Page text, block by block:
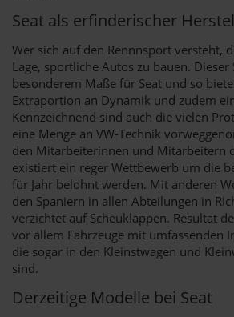
Seat als erfinderischer
Wer sich auf den Rennnsport versteht,
Lage, sportliche Autos zu bauen. Dieser
besonderem Maße für Seat und so
Extraportion an Dynamik und zudem
Kennzeichnend sind auch die vielen
eine Menge an VW-Technik
den Mitarbeiterinnen und Mitarbeitern
existiert ein reger Wettbewerb um die
für Jahr belohnt werden. Mit anderen
den Spaniern in allen Abteilungen in
verzichtet auf Scheuklappen. Resultat
vor allem Fahrzeuge mit umfassenden
die sogar in den Kleinstwagen und
sind.
Derzeitige Modelle bei Seat